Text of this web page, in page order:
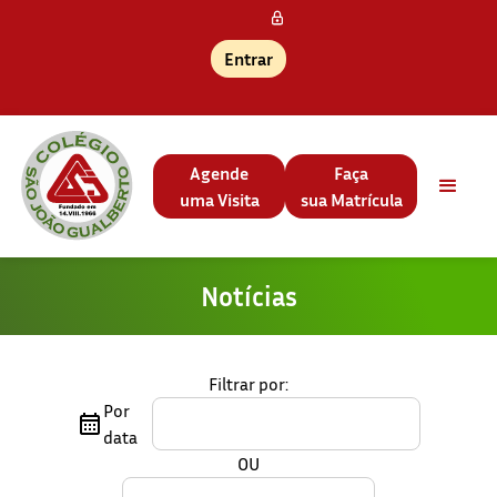
Entrar
Agende
uma Visita
Faça
sua Matrícula
Notícias
Filtrar por:
Por
data
OU